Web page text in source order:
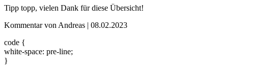
Tipp topp, vielen Dank für diese Übersicht!
Kommentar von Andreas | 08.02.2023
code {
white-space: pre-line;
}